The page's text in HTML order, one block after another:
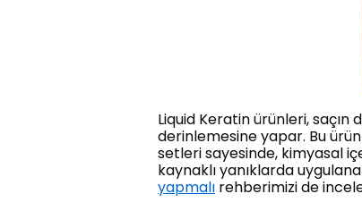
Liquid Keratin ürünleri, saçın
derinlemesine yapar. Bu
setleri sayesinde, kimyasal
kaynaklı yanıklarda
yapmalı rehberimizi de